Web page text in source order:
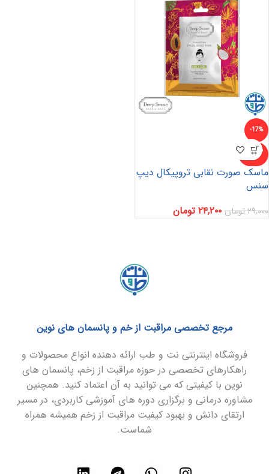
-17%
ناموجو
د
ماسک صورت نقابی تروپیکال دیپ
سنس
۲۹,۰۰۰تومان ۲۴,۲۰۰ تومان
مرجع تخصصی مراقبت از خم و پانسمان های نوین
فروشگاه اینترنتی نت و طب ارائه دهنده انواع محصولات و
راهکارهای تخصصی در حوزه مراقبت از زخم، پانسمان های
نوین با کیفیتی که می توانید به آن اعتماد کنید. همچنین
مشاوره درمانی و برگزاری دوره های آموزشی کاربردی، در مسیر
ارتقای دانش و بهبود کیفیت مراقبت از زخم همیشه همراه
شماست.